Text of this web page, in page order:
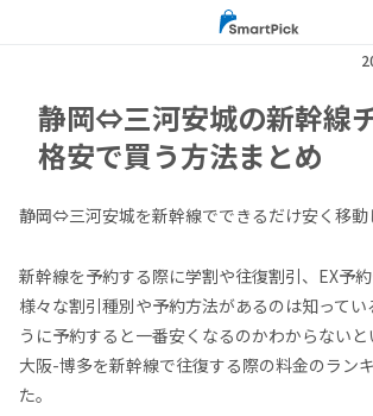
静岡⇔三河安城の新幹線
格安で買う方法まとめ
静岡⇔三河安城を新幹線でできるだけ安く移動
新幹線を予約する際に学割や往復割引、EX予
様々な割引種別や予約方法があるのは知ってい
うに予約すると一番安くなるのかわからない
大阪-博多を新幹線で往復する際の料金のラン
た。